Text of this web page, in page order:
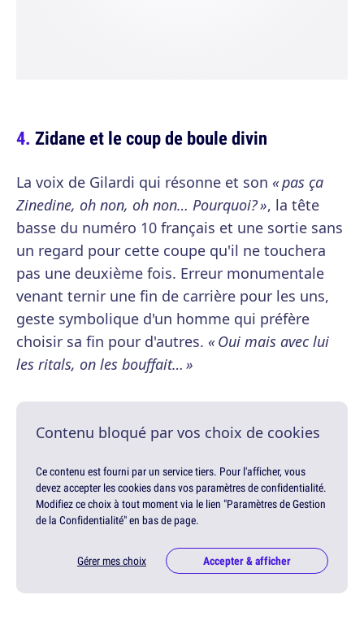
Zidane et le coup de boule divin
La voix de Gilardi qui résonne et son « pas ça
Zinedine, oh non, oh non… Pourquoi? », la tête
basse du numéro 10 français et une sortie sans
un regard pour cette coupe qu'il ne touchera
pas une deuxième fois. Erreur monumentale
venant ternir une fin de carrière pour les uns,
geste symbolique d'un homme qui préfère
choisir sa fin pour d'autres. « Oui mais avec lui
les ritals, on les bouffait… »
Contenu bloqué par vos choix de cookies
Ce contenu est fourni par un service tiers. Pour l'afficher, vous
devez accepter les cookies dans vos paramètres de confidentialité.
Modifiez ce choix à tout moment via le lien "Paramètres de Gestion
de la Confidentialité" en bas de page.
Gérer mes choix Accepter & afficher